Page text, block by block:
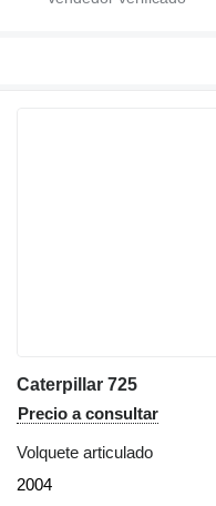
Caterpillar 725
Precio a consultar
Volquete articulado
2004